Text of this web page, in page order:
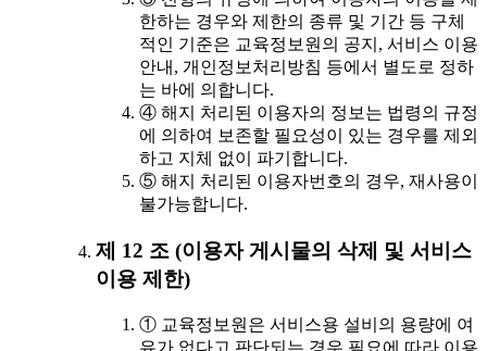
한하는 경우와 제한의 종류 및 기간 등 구체
적인 기준은 교육정보원의 공지, 서비스 이용
안내, 개인정보처리방침 등에서 별도로 정하
는 바에 의합니다.
④ 해지 처리된 이용자의 정보는 법령의 규정
에 의하여 보존할 필요성이 있는 경우를 제외
하고 지체 없이 파기합니다.
⑤ 해지 처리된 이용자번호의 경우, 재사용이
불가능합니다.
제 12 조 (이용자 게시물의 삭제 및 서비스
이용 제한)
① 교육정보원은 서비스용 설비의 용량에 여
유가 없다고 판단되는 경우 필요에 따라 이용